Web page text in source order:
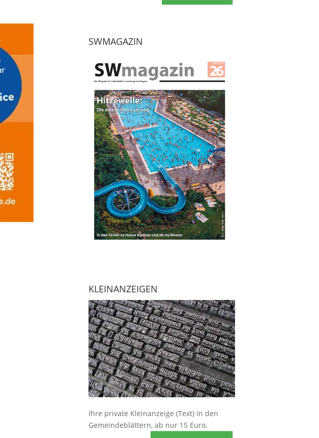
SWMAGAZIN
KLEINANZEIGEN
Ihre private Kleinanzeige (Text) in den
Gemeindeblättern, ab nur 15 Euro.